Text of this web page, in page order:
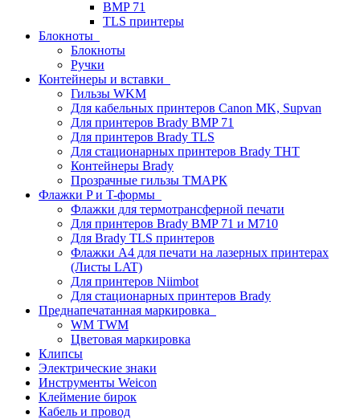
BMP 71
TLS принтеры
Блокноты
Блокноты
Ручки
Контейнеры и вставки
Гильзы WKM
Для кабельных принтеров Canon MK, Supvan
Для принтеров Brady BMP 71
Для принтеров Brady TLS
Для стационарных принтеров Brady THT
Контейнеры Brady
Прозрачные гильзы ТМАРК
Флажки P и T-формы
Флажки для термотрансферной печати
Для принтеров Brady BMP 71 и M710
Для Brady TLS принтеров
Флажки A4 для печати на лазерных принтерах
(Листы LAT)
Для принтеров Niimbot
Для стационарных принтеров Brady
Преднапечатанная маркировка
WM TWM
Цветовая маркировка
Клипсы
Электрические знаки
Инструменты Weicon
Клеймение бирок
Кабель и провод